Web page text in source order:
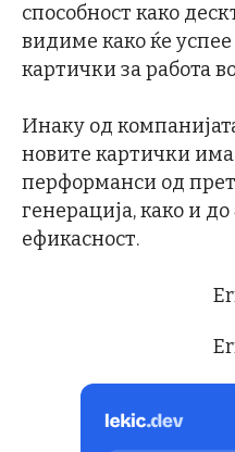
способност како
видиме како ќе
картички за работа
Инаку од
новите картички
перформанси од
генерација, како и
ефикасност.